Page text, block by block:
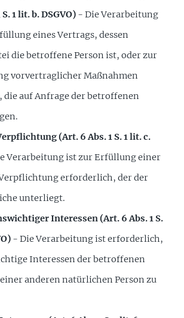
1 lit. b. DSGVO) - Die Verarbeitung
eines Vertrags, dessen
die betroffene Person ist, oder zur
vorvertraglicher Maßnahmen
auf Anfrage der betroffenen
(Art. 6 Abs. 1 S. 1 lit. c.
Verarbeitung ist zur Erfüllung einer
erforderlich, der der
unterliegt.
Interessen (Art. 6 Abs. 1 S.
- Die Verarbeitung ist erforderlich,
Interessen der betroffenen
anderen natürlichen Person zu